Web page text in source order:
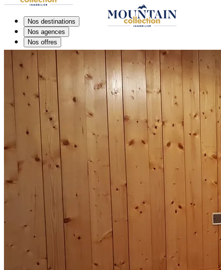
Nos destinations
Nos agences
Nos offres